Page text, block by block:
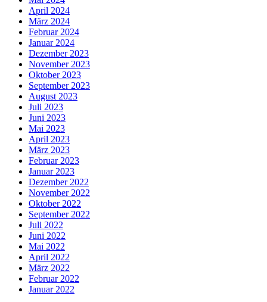
April 2024
März 2024
Februar 2024
Januar 2024
Dezember 2023
November 2023
Oktober 2023
September 2023
August 2023
Juli 2023
Juni 2023
Mai 2023
April 2023
März 2023
Februar 2023
Januar 2023
Dezember 2022
November 2022
Oktober 2022
September 2022
Juli 2022
Juni 2022
Mai 2022
April 2022
März 2022
Februar 2022
Januar 2022